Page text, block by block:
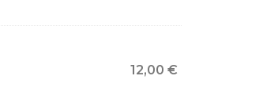
12,00 €